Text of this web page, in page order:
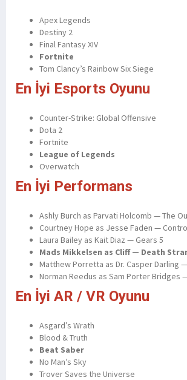
Apex Legends
Destiny 2
Final Fantasy XIV
Fortnite
Tom Clancy’s Rainbow Six Siege
En İyi Esports Oyunu
Counter-Strike: Global Offensive
Dota 2
Fortnite
League of Legends
Overwatch
En İyi Performans
Ashly Burch as Parvati Holcomb — The
Courtney Hope as Jesse Faden —
Laura Bailey as Kait Diaz — Gears 5
Mads Mikkelsen as Cliff — Death
Matthew Porretta as Dr. Casper Darling
Norman Reedus as Sam Porter Bridges
En İyi AR / VR Oyunu
Asgard’s Wrath
Blood & Truth
Beat Saber
No Man’s Sky
Trover Saves the Universe